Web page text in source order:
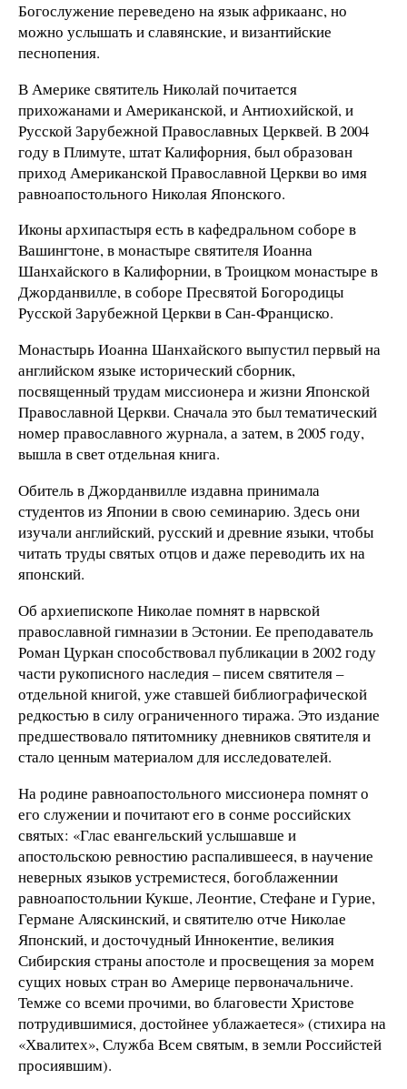
Богослужение переведено на язык африкаанс, но
можно услышать и славянские, и византийские
песнопения.
В Америке святитель Николай почитается
прихожанами и Американской, и Антиохийской, и
Русской Зарубежной Православных Церквей. В 2004
году в Плимуте, штат Калифорния, был образован
приход Американской Православной Церкви во имя
равноапостольного Николая Японского.
Иконы архипастыря есть в кафедральном соборе в
Вашингтоне, в монастыре святителя Иоанна
Шанхайского в Калифорнии, в Троицком монастыре в
Джорданвилле, в соборе Пресвятой Богородицы
Русской Зарубежной Церкви в Сан-Франциско.
Монастырь Иоанна Шанхайского выпустил первый на
английском языке исторический сборник,
посвященный трудам миссионера и жизни Японской
Православной Церкви. Сначала это был тематический
номер православного журнала, а затем, в 2005 году,
вышла в свет отдельная книга.
Обитель в Джорданвилле издавна принимала
студентов из Японии в свою семинарию. Здесь они
изучали английский, русский и древние языки, чтобы
читать труды святых отцов и даже переводить их на
японский.
Об архиепископе Николае помнят в нарвской
православной гимназии в Эстонии. Ее преподаватель
Роман Цуркан способствовал публикации в 2002 году
части рукописного наследия – писем святителя –
отдельной книгой, уже ставшей библиографической
редкостью в силу ограниченного тиража. Это издание
предшествовало пятитомнику дневников святителя и
стало ценным материалом для исследователей.
На родине равноапостольного миссионера помнят о
его служении и почитают его в сонме российских
святых: «Глас евангельский услышавше и
апостольскою ревностию распалившееся, в научение
неверных языков устремистеся, богоблаженнии
равноапостольнии Кукше, Леонтие, Стефане и Гурие,
Германе Аляскинский, и святителю отче Николае
Японский, и досточудный Иннокентие, великия
Сибирския страны апостоле и просвещения за морем
сущих новых стран во Америце первоначальниче.
Темже со всеми прочими, во благовести Христове
потрудившимися, достойнее ублажаетеся» (стихира на
«Хвалитех», Служба Всем святым, в земли Российстей
просиявшим).